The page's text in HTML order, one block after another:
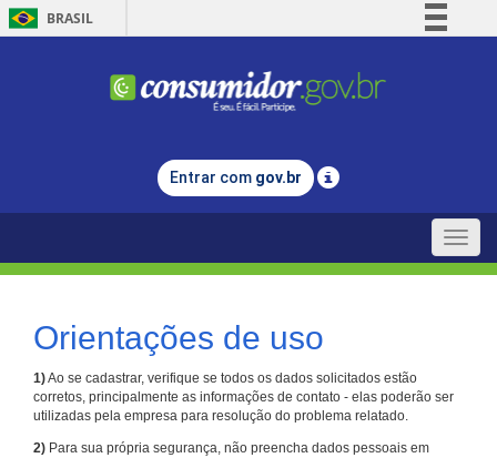
BRASIL
Comunica BR
Legislação
Entrar com gov.br
Toggle
Orientações de uso
1)Ao se cadastrar, verifique se todos os dados solicitados estão
corretos, principalmente as informações de contato - elas poderão ser
utilizadas pela empresa para resolução do problema relatado.
2) Para sua própria segurança, não preencha dados pessoais em